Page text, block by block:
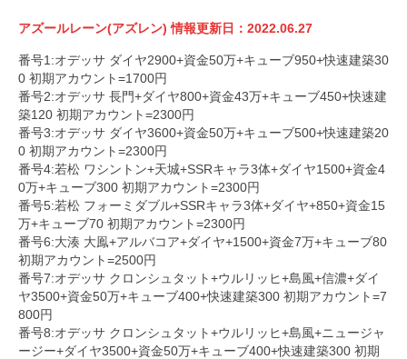
アズールレーン(アズレン)情報更新日：2022.06.27
番号1:オデッサ ダイヤ2900+資金50万+キューブ950+快速建築30
0 初期アカウント=1700円
番号2:オデッサ 長門+ダイヤ800+資金43万+キューブ450+快速建
築120 初期アカウント=2300円
番号3:オデッサ ダイヤ3600+資金50万+キューブ500+快速建築20
0 初期アカウント=2300円
番号4:若松 ワシントン+天城+SSRキャラ3体+ダイヤ1500+資金4
0万+キューブ300 初期アカウント=2300円
番号5:若松 フォーミダブル+SSRキャラ3体+ダイヤ+850+資金15
万+キューブ70 初期アカウント=2300円
番号6:大湊 大鳯+アルバコア+ダイヤ+1500+資金7万+キューブ80
初期アカウント=2500円
番号7:オデッサ クロンシュタット+ウルリッヒ+島風+信濃+ダイ
ヤ3500+資金50万+キューブ400+快速建築300 初期アカウント=7
800円
番号8:オデッサ クロンシュタット+ウルリッヒ+島風+ニュージャ
ージー+ダイヤ3500+資金50万+キューブ400+快速建築300 初期